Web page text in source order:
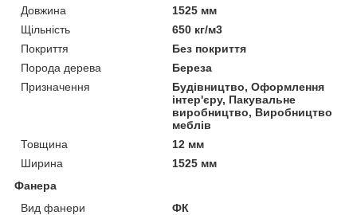
Довжина
1525 мм
Щільність
650 кг/м3
Покриття
Без покриття
Порода дерева
Береза
Призначення
Будівництво, Оформлення
інтер'єру, Пакувальне
виробництво, Виробництво
меблів
Товщина
12 мм
Ширина
1525 мм
Фанера
Вид фанери
ФК